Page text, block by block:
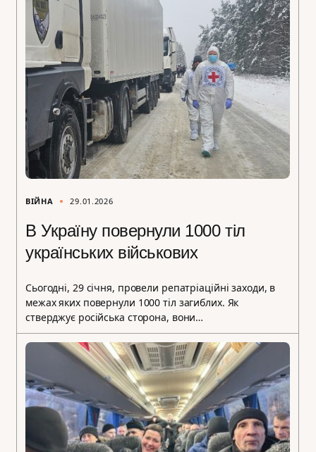
ВІЙНА 29.01.2026
В Україну повернули 1000 тіл
українських військових
Сьогодні, 29 січня, провели репатріаційні заходи, в
межах яких повернули 1000 тіл загиблих. Як
стверджує російська сторона, вони…